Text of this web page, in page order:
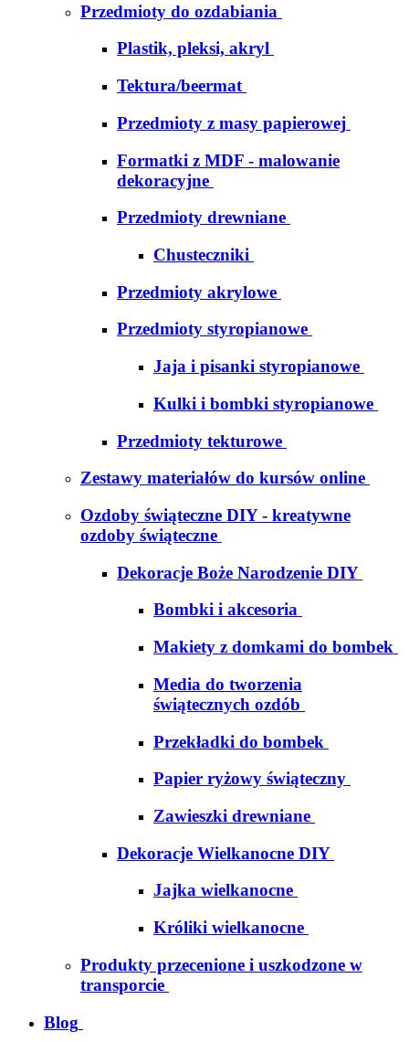
Przedmioty do ozdabiania
Plastik, pleksi, akryl
Tektura/beermat
Przedmioty z masy papierowej
Formatki z MDF - malowanie
dekoracyjne
Przedmioty drewniane
Chusteczniki
Przedmioty akrylowe
Przedmioty styropianowe
Jaja i pisanki styropianowe
Kulki i bombki styropianowe
Przedmioty tekturowe
Zestawy materiałów do kursów online
Ozdoby świąteczne DIY - kreatywne
ozdoby świąteczne
Dekoracje Boże Narodzenie DIY
Bombki i akcesoria
Makiety z domkami do bombek
Media do tworzenia
świątecznych ozdób
Przekładki do bombek
Papier ryżowy świąteczny
Zawieszki drewniane
Dekoracje Wielkanocne DIY
Jajka wielkanocne
Króliki wielkanocne
Produkty przecenione i uszkodzone w
transporcie
Blog